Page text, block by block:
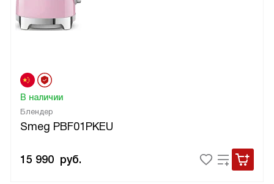
Блендер
Smeg PBF01PKEU
В наличии
15 990 руб.